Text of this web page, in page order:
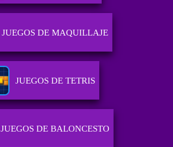
JUEGOS DE MAQUILLAJE
JUEGOS DE TETRIS
JUEGOS DE BALONCESTO